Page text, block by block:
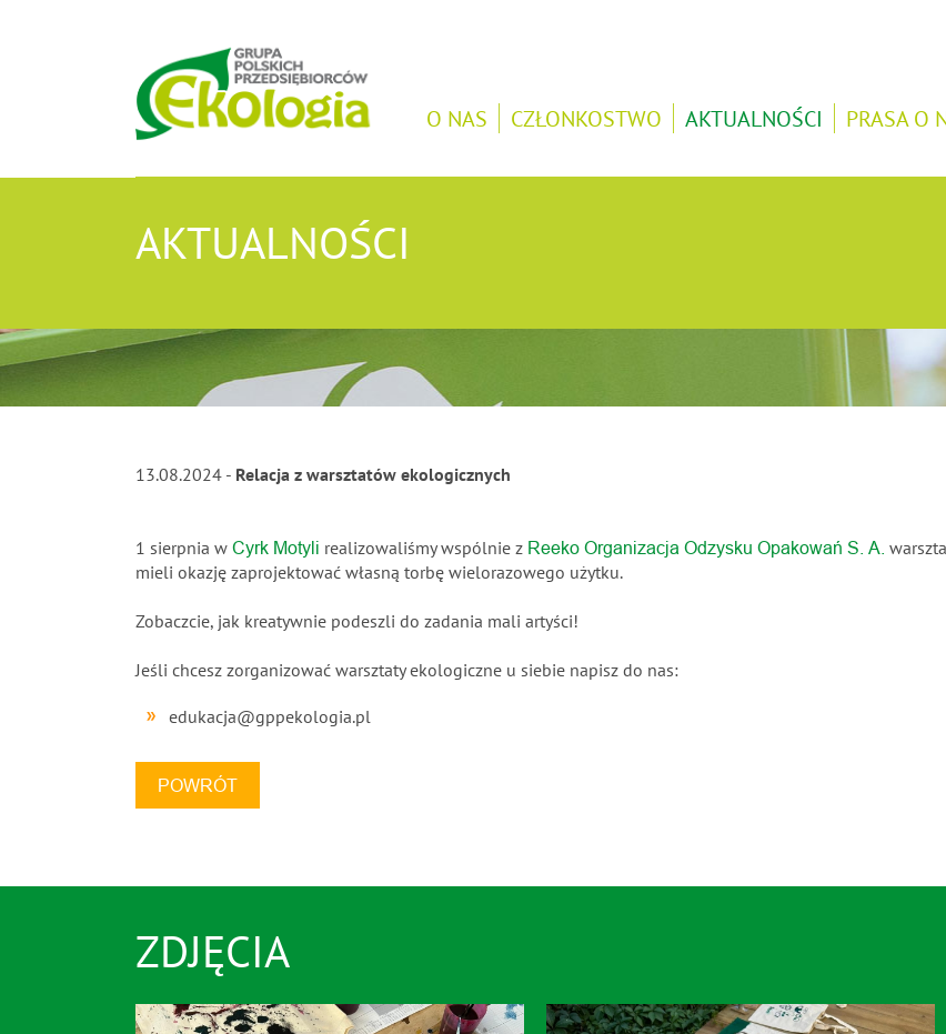
O NAS CZŁONKOSTWO AKTUALNOŚCI PRASA O
AKTUALNOŚCI
13.08.2024 - Relacja z warsztatów ekologicznych
1 sierpnia w Cyrk Motyli realizowaliśmy wspólnie z Reeko Organizacja Odzysku Opakowań S. A.
mieli okazję zaprojektować własną torbę wielorazowego użytku.
Zobaczcie, jak kreatywnie podeszli do zadania mali artyści!
Jeśli chcesz zorganizować warsztaty ekologiczne u siebie napisz do nas:
edukacja@gppekologia.pl
POWRÓT
ZDJĘCIA